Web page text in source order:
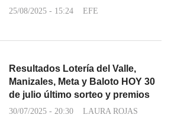
25/08/2025 - 15:24 EFE
Resultados Lotería del Valle,
Manizales, Meta y Baloto HOY 30
de julio último sorteo y premios
30/07/2025 - 20:30 LAURA ROJAS